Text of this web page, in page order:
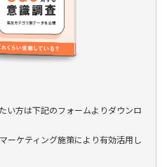
い方は下記のフォームよりダウンロ
ーケティング施策により有効活用し